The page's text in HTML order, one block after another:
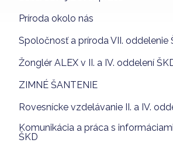
Príroda okolo nás
Spoločnosť a príroda VII. oddelenie
Žonglér ALEX v II. a IV. oddelení
ZIMNÉ ŠANTENIE
Rovesnícke vzdelávanie II. a IV.
Komunikácia a práca s
ŠKD